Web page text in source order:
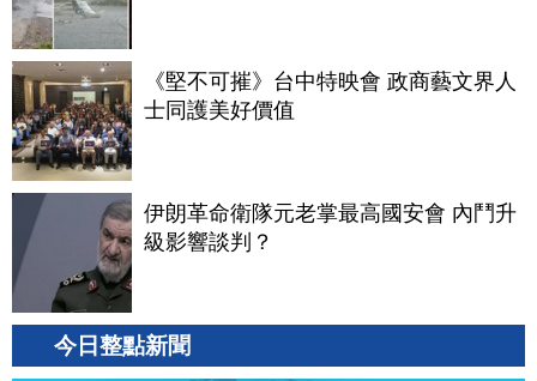
《堅不可摧》台中特映會 政商藝文界人
士同護美好價值
伊朗革命衛隊元老掌最高國安會 內鬥升
級影響談判？
今日整點新聞